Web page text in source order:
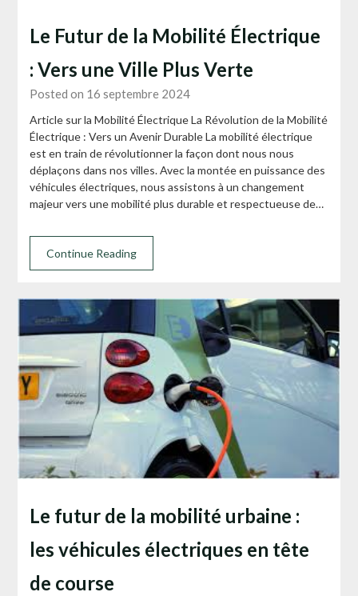
Le Futur de la Mobilité Électrique
: Vers une Ville Plus Verte
Posted on 16 septembre 2024
Article sur la Mobilité Électrique La Révolution de la Mobilité
Électrique : Vers un Avenir Durable La mobilité électrique
est en train de révolutionner la façon dont nous nous
déplaçons dans nos villes. Avec la montée en puissance des
véhicules électriques, nous assistons à un changement
majeur vers une mobilité plus durable et respectueuse de…
Continue Reading
Le futur de la mobilité urbaine :
les véhicules électriques en tête
de course